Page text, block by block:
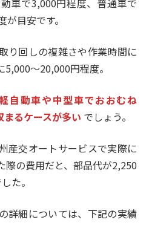
車で3,000円程度、普通車で
目安です。
り回しの複雑さや作業時間に
〜20,000円程度。
自動車や中型車でおおむね
るケースが多い でしょう。
産交オートサービスで実際に
際の費用だと、部品代が2,250
た。
詳細については、下記の実績